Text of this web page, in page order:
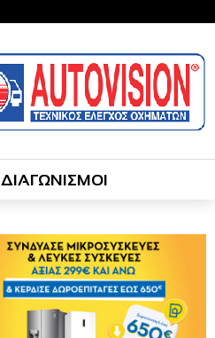
ΔΙΑΓΩΝΙΣΜΟΙ